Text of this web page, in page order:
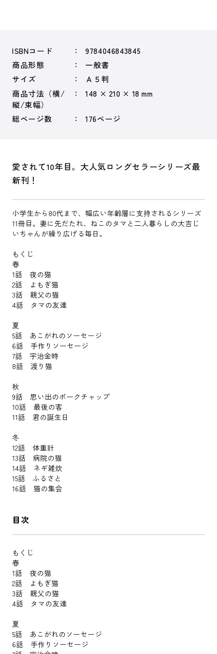
ISBNコード
9784046843845
商品形態
一般書
サイズ
Ａ５判
商品寸法（横/
縦/束幅）
148 × 210 × 18 mm
総ページ数 176ページ
愛されて10年目。大人気ロングセラーシリーズ最
新刊！
小学生から80代まで、幅広い年齢層に支持されるシリーズ
11冊目。妻に先だたれ、ねこのタマと二人暮らしの大吉じ
いちゃんが繰り広げる毎日。
もくじ
春
1話 夜の猫
2話 よもぎ猫
3話 親父の猫
4話 タマの友達
夏
5話 あこがれのソーセージ
6話 手作りソーセージ
7話 宇治金時
8話 渡り猫
秋
9話 思い出のポークチャップ
10話 最後の客
11話 君の誕生日
冬
12話 体重計
13話 病院の猫
14話 ネギ雑炊
15話 ふるさと
16話 猫の集会
目次
もくじ
春
1話 夜の猫
2話 よもぎ猫
3話 親父の猫
4話 タマの友達
夏
5話 あこがれのソーセージ
6話 手作りソーセージ